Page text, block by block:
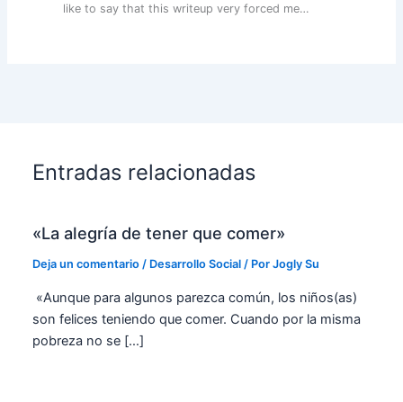
like to say that this writeup very forced me…
Entradas relacionadas
«La alegría de tener que comer»
Deja un comentario / Desarrollo Social / PorJogly Su
«Aunque para algunos parezca común, los niños(as)
son felices teniendo que comer. Cuando por la misma
pobreza no se […]